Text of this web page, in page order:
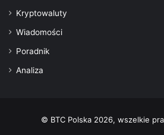
Kryptowaluty
Wiadomości
Poradnik
Analiza
© BTC Polska 2026, wszelkie